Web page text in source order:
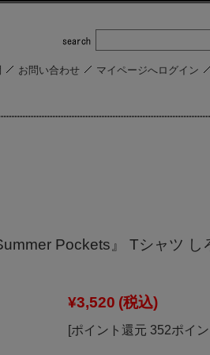
お問い合わせ マイページへログイン
Pockets』 Tシャツ し
¥3,520 (税込)
[ポイント還元 352ポイ